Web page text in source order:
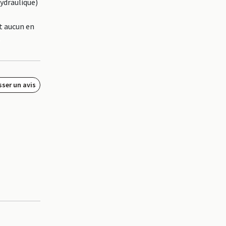
aucun en
un avis